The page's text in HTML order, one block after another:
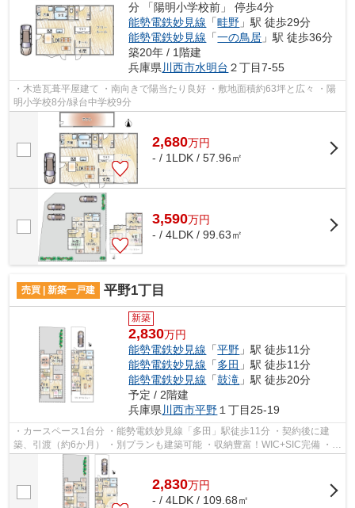
分 「陽明小学校前」 停歩4分
能勢電鉄妙見線 「畦野 」駅 徒歩29分
能勢電鉄妙見線 「一の鳥居 」駅 徒歩36分
築20年 / 1階建
兵庫県川西市水明台 ２丁目7-55
・木造瓦葺平屋建て ・南向きで陽当たり良好 ・敷地面積約63坪と広々 ・陽
明小学校8分/緑台中学校9分
2,680万円
- / 1LDK / 57.96㎡
3,590万円
- / 4LDK / 99.63㎡
売買 | 新築一戸建 平野1丁目
新築
2,830万円
能勢電鉄妙見線 「平野 」駅 徒歩11分
能勢電鉄妙見線 「多田 」駅 徒歩11分
能勢電鉄妙見線 「鼓滝 」駅 徒歩20分
予定 / 2階建
兵庫県川西市平野１丁目25-19
・カースペース1台分 ・能勢電鉄妙見線「多田」駅徒歩11分 ・契約後に建
築、引渡（約6か月） ・別プランも建築可能 ・収納豊富！WIC+SIC完備 ・多
田東小学校・多田中学校
2,830万円
- / 4LDK / 109.68㎡